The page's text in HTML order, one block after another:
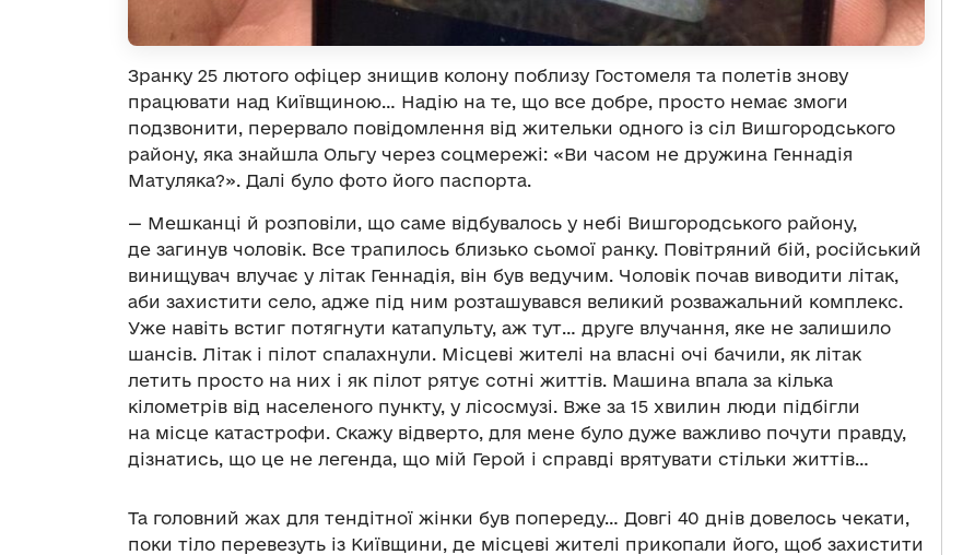
Зранку 25 лютого офіцер знищив колону поблизу Гостомеля та полетів знову
працювати над Київщиною… Надію на те, що все добре, просто немає змоги
подзвонити, перервало повідомлення від жительки одного із сіл Вишгородського
району, яка знайшла Ольгу через соцмережі: «Ви часом не дружина Геннадія
Матуляка?». Далі було фото його паспорта.
— Мешканці й розповіли, що саме відбувалось у небі Вишгородського району,
де загинув чоловік. Все трапилось близько сьомої ранку. Повітряний бій, російський
винищувач влучає у літак Геннадія, він був ведучим. Чоловік почав виводити літак,
аби захистити село, адже під ним розташувався великий розважальний комплекс.
Уже навіть встиг потягнути катапульту, аж тут… друге влучання, яке не залишило
шансів. Літак і пілот спалахнули. Місцеві жителі на власні очі бачили, як літак
летить просто на них і як пілот рятує сотні життів. Машина впала за кілька
кілометрів від населеного пункту, у лісосмузі. Вже за 15 хвилин люди підбігли
на місце катастрофи. Скажу відверто, для мене було дуже важливо почути правду,
дізнатись, що це не легенда, що мій Герой і справді врятувати стільки життів…
Та головний жах для тендітної жінки був попереду… Довгі 40 днів довелось чекати,
поки тіло перевезуть із Київщини, де місцеві жителі прикопали його, щоб захистити